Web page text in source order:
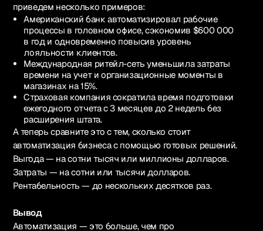
приведем несколько примеров:
Американский банк автоматизировал рабочие
процессы в головном офисе, сэкономив $600 000
в год и одновременно повысив уровень
лояльности клиентов.
Международная ритейл-сеть уменьшила затраты
времени на учет и организационные моменты в
магазинах на 15%.
Страховая компания сократила время подготовки
ежегодного отчета с 3 месяцев до 2 недель без
расширения штата.
А теперь сравните это с тем, сколько стоит
автоматизация бизнеса с помощью готовых решений.
Выгода — на сотни тысяч или миллионы долларов.
Затраты — на сотни или тысячи долларов.
Рентабельность — до нескольких десятков раз.
Вывод
Автоматизация — это больше, чем про